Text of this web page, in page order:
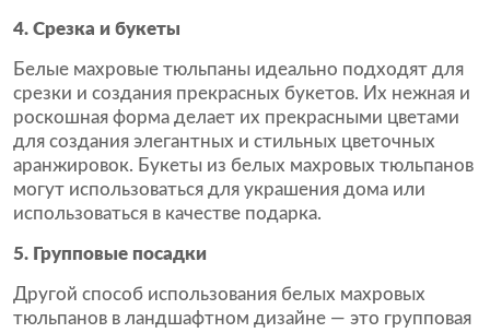
4. Срезка и букеты
Белые махровые тюльпаны идеально подходят для
срезки и создания прекрасных букетов. Их нежная и
роскошная форма делает их прекрасными цветами
для создания элегантных и стильных цветочных
аранжировок. Букеты из белых махровых тюльпанов
могут использоваться для украшения дома или
использоваться в качестве подарка.
5. Групповые посадки
Другой способ использования белых махровых
тюльпанов в ландшафтном дизайне — это групповая